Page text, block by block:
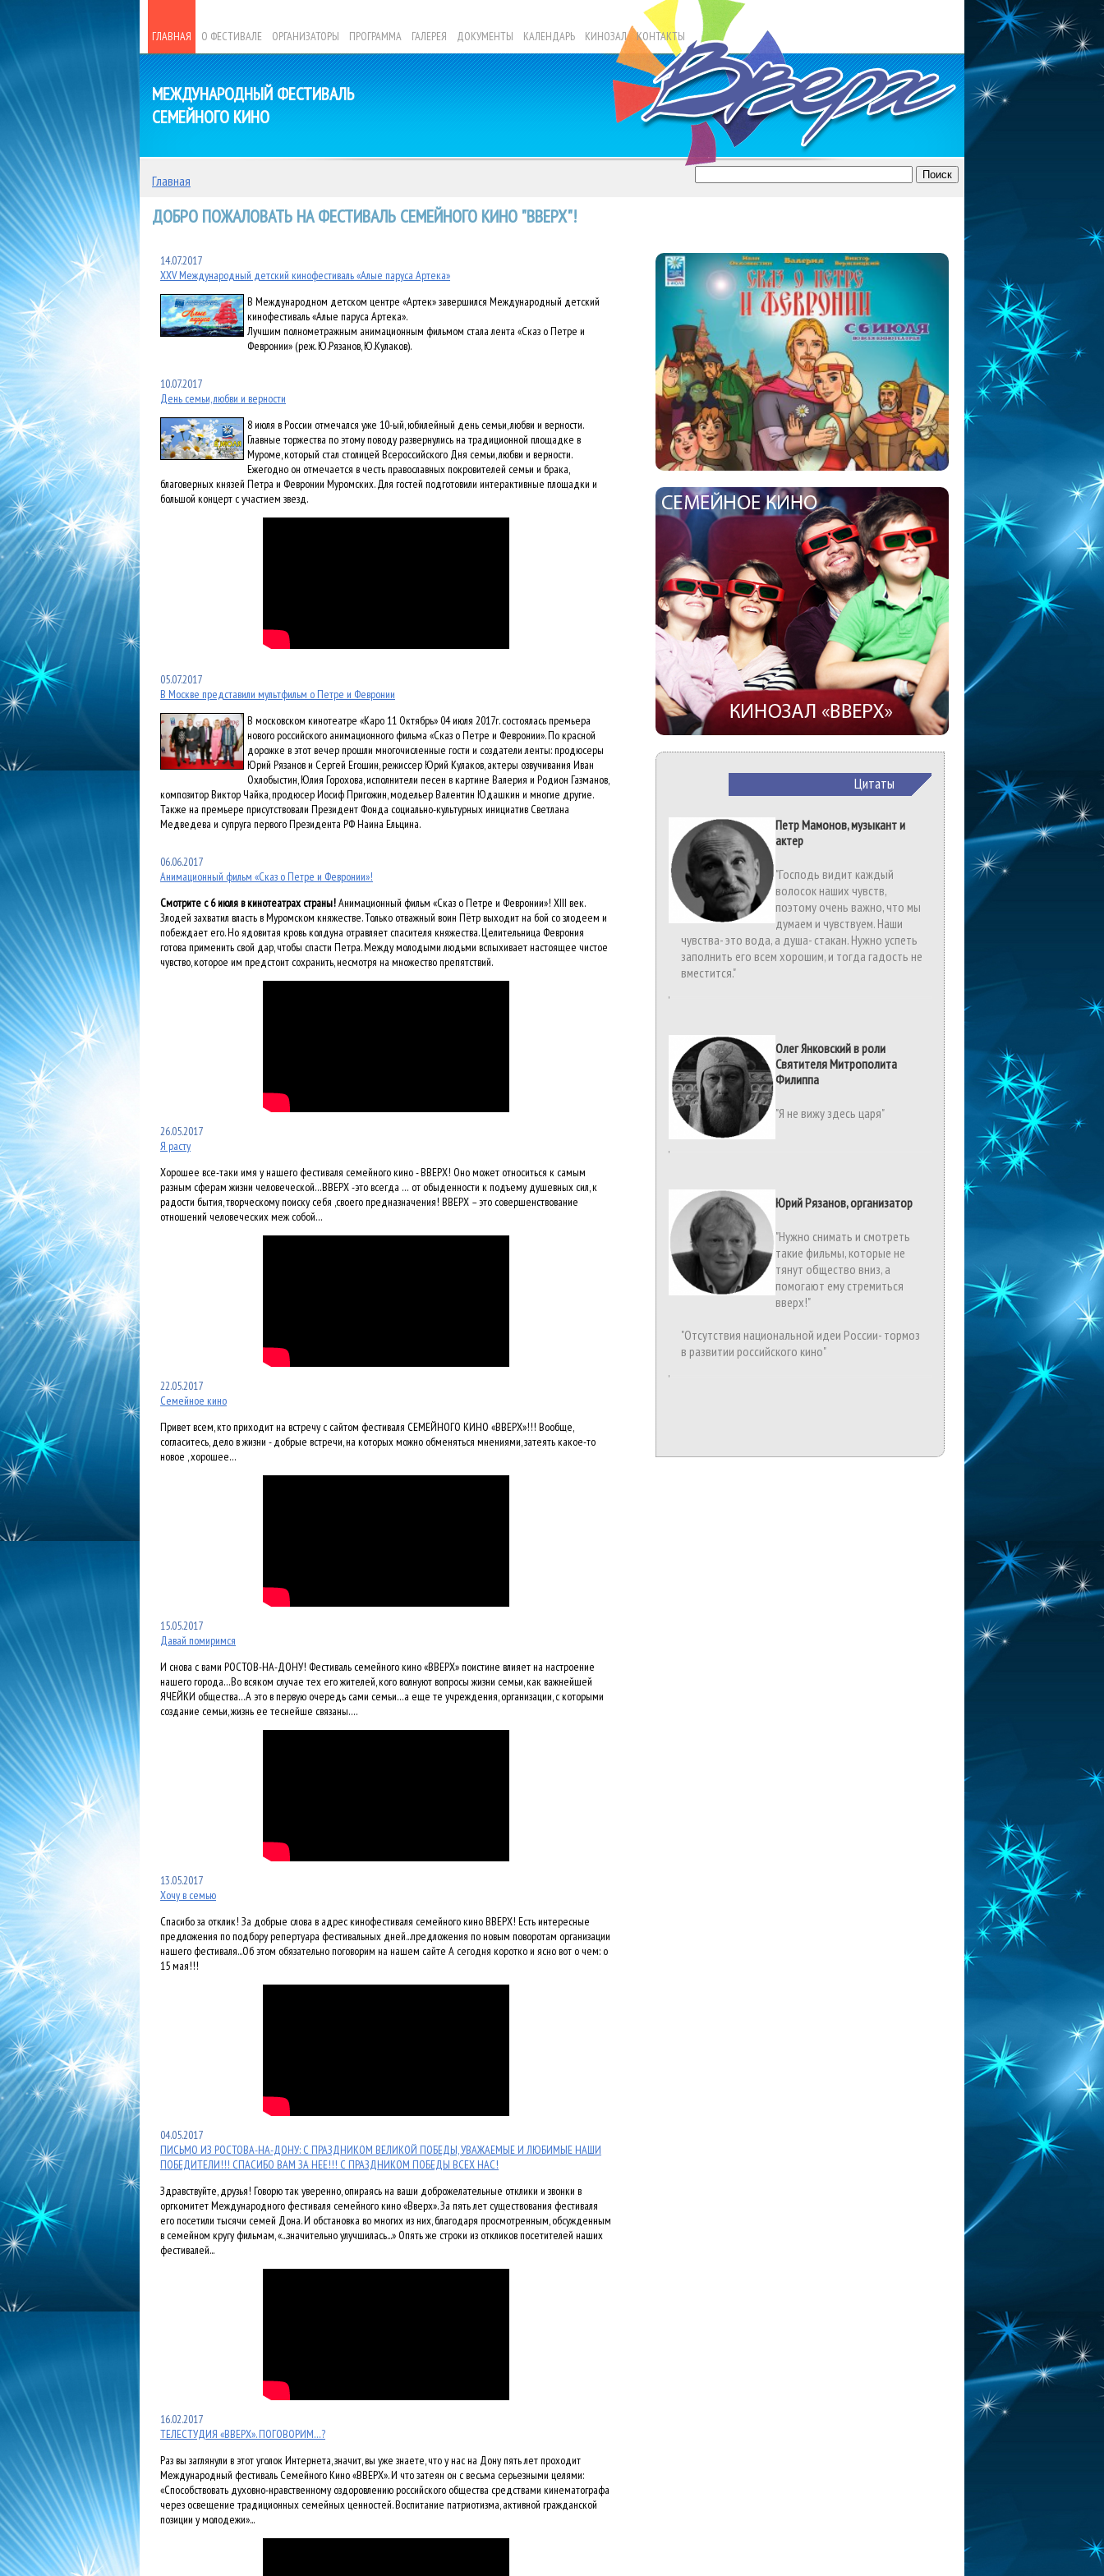
ГЛАВНАЯ О ФЕСТИВАЛЕ ОРГАНИЗАТОРЫ ПРОГРАММА ГАЛЕРЕЯ ДОКУМЕНТЫ КАЛЕНДАРЬ КИНОЗАЛ КОНТАКТЫ
МЕЖДУНАРОДНЫЙ ФЕСТИВАЛЬ
СЕМЕЙНОГО КИНО
Главная
ДОБРО ПОЖАЛОВАТЬ НА ФЕСТИВАЛЬ СЕМЕЙНОГО КИНО "ВВЕРХ"!
14.07.2017
XXV Международный детский кинофестиваль «Алые паруса Артека»
В Международном детском центре «Артек» завершился Международный детский
кинофестиваль «Алые паруса Артека».
Лучшим полнометражным анимационным фильмом стала лента «Сказ о Петре и
Февронии» (реж. Ю.Рязанов, Ю.Кулаков).
10.07.2017
День семьи, любви и верности
8 июля в России отмечался уже 10-ый, юбилейный день семьи, любви и верности.
Главные торжества по этому поводу развернулись на традиционной площадке в
Муроме, который стал столицей Всероссийского Дня семьи, любви и верности.
Ежегодно он отмечается в честь православных покровителей семьи и брака,
благоверных князей Петра и Февронии Муромских. Для гостей подготовили интерактивные площадки и
большой концерт с участием звезд.
05.07.2017
В Москве представили мультфильм о Петре и Февронии
В московском кинотеатре «Каро 11 Октябрь» 04 июля 2017г. состоялась премьера
нового российского анимационного фильма «Сказ о Петре и Февронии». По красной
дорожке в этот вечер прошли многочисленные гости и создатели ленты: продюсеры
Юрий Рязанов и Сергей Егошин, режиссер Юрий Кулаков, актеры озвучивания Иван
Охлобыстин, Юлия Горохова, исполнители песен в картине Валерия и Родион Газманов,
композитор Виктор Чайка, продюсер Иосиф Пригожин, модельер Валентин Юдашкин и многие другие.
Также на премьере присутствовали Президент Фонда социально-культурных инициатив Светлана
Медведева и супруга первого Президента РФ Наина Ельцина.
06.06.2017
Анимационный фильм «Сказ о Петре и Февронии»!
Смотрите с 6 июля в кинотеатрах страны!Анимационный фильм «Сказ о Петре и Февронии»! XIII век.
Злодей захватил власть в Муромском княжестве. Только отважный воин Пётр выходит на бой со злодеем и
побеждает его. Но ядовитая кровь колдуна отравляет спасителя княжества. Целительница Феврония
готова применить свой дар, чтобы спасти Петра. Между молодыми людьми вспыхивает настоящее чистое
чувство, которое им предстоит сохранить, несмотря на множество препятствий.
26.05.2017
Я расту
Хорошее все-таки имя у нашего фестиваля семейного кино - ВВЕРХ! Оно может относиться к самым
разным сферам жизни человеческой…ВВЕРХ -это всегда … от обыденности к подъему душевных сил, к
радости бытия, творческому поиску себя ,своего предназначения! ВВЕРХ – это совершенствование
отношений человеческих меж собой…
22.05.2017
Семейное кино
Привет всем, кто приходит на встречу с сайтом фестиваля СЕМЕЙНОГО КИНО «ВВЕРХ»!!! Вообще,
согласитесь, дело в жизни - добрые встречи, на которых можно обменяться мнениями, затеять какое-то
новое , хорошее…
15.05.2017
Давай помиримся
И снова с вами РОСТОВ-НА-ДОНУ! Фестиваль семейного кино «ВВЕРХ» поистине влияет на настроение
нашего города…Во всяком случае тех его жителей, кого волнуют вопросы жизни семьи, как важнейшей
ЯЧЕЙКИ общества…А это в первую очередь сами семьи…а еще те учреждения, организации, с которыми
создание семьи, жизнь ее теснейше связаны….
13.05.2017
Хочу в семью
Спасибо за отклик! За добрые слова в адрес кинофестиваля семейного кино ВВЕРХ! Есть интересные
предложения по подбору репертуара фестивальных дней...предложения по новым поворотам организации
нашего фестиваля...Об этом обязательно поговорим на нашем сайте А сегодня коротко и ясно вот о чем: о
15 мая!!!
04.05.2017
ПИСЬМО ИЗ РОСТОВА-НА-ДОНУ: С ПРАЗДНИКОМ ВЕЛИКОЙ ПОБЕДЫ, УВАЖАЕМЫЕ И ЛЮБИМЫЕ НАШИ
ПОБЕДИТЕЛИ!!! СПАСИБО ВАМ ЗА НЕЕ!!! С ПРАЗДНИКОМ ПОБЕДЫ ВСЕХ НАС!
Здравствуйте, друзья! Говорю так уверенно, опираясь на ваши доброжелательные отклики и звонки в
оргкомитет Международного фестиваля семейного кино «Вверх». За пять лет существования фестиваля
его посетили тысячи семей Дона. И обстановка во многих из них, благодаря просмотренным, обсужденным
в семейном кругу фильмам, «...значительно улучшилась...» Опять же строки из откликов посетителей наших
фестивалей...
16.02.2017
ТЕЛЕСТУДИЯ «ВВЕРХ». ПОГОВОРИМ…?
Раз вы заглянули в этот уголок Интернета, значит, вы уже знаете, что у нас на Дону пять лет проходит
Международный фестиваль Семейного Кино «ВВЕРХ». И что затеян он с весьма серьезными целями:
«Способствовать духовно-нравственному оздоровлению российского общества средствами кинематографа
через освещение традиционных семейных ценностей. Воспитание патриотизма, активной гражданской
позиции у молодежи»...
Цитаты
Петр Мамонов, музыкант и
актер
"Господь видит каждый
волосок наших чувств,
поэтому очень важно, что мы
думаем и чувствуем. Наши
чувства- это вода, а душа- стакан. Нужно успеть
заполнить его всем хорошим, и тогда гадость не
вместится."
Олег Янковский в роли
Святителя Митрополита
Филиппа
"Я не вижу здесь царя"
Юрий Рязанов, организатор
"Нужно снимать и смотреть
такие фильмы, которые не
тянут общество вниз, а
помогают ему стремиться
вверх!"
"Отсутствия национальной идеи России- тормоз
в развитии российского кино"